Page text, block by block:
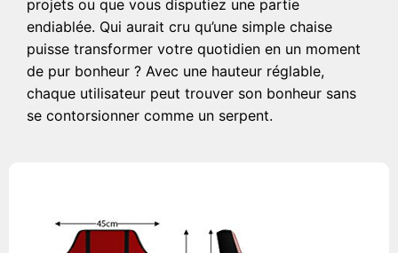
projets ou que vous disputiez une partie
endiablée. Qui aurait cru qu’une simple chaise
puisse transformer votre quotidien en un moment
de pur bonheur ? Avec une hauteur réglable,
chaque utilisateur peut trouver son bonheur sans
se contorsionner comme un serpent.